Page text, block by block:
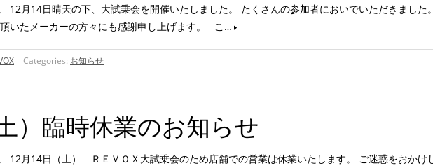
12月14日晴天の下、大試乗会を開催いたしました。 たくさんの参加者においでいただきました
いたメーカーの方々にも感謝申し上げます。 こ…
Categories: お知らせ
）臨時休業のお知らせ
12月14日（土） ＲＥＶＯＸ大試乗会のため店舗での営業は休業いたします。 ご迷惑をおかけ